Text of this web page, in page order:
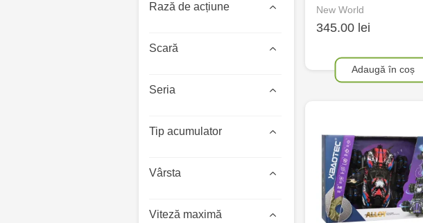
Rază de acțiune
Scară
Seria
Tip acumulator
Vârsta
Viteză maximă
New World
345.00 lei
Adaugă în coș